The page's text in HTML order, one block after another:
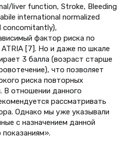
liver function, Stroke, Bleeding
international normalized
concomitantly),
фактор риска по
[7]. Но и даже по шкале
3 балла (возраст старше
что позволяет
риска повторных
В отношении данного
рассматривать
Однако мы уже указывали
с назначением данной